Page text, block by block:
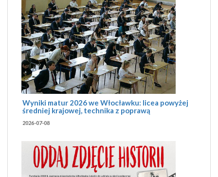
Wyniki matur 2026 we Włocławku: licea powyżej
średniej krajowej, technika z poprawą
2026-07-08